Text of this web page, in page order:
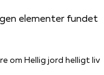
elementer fundet
om Hellig jord helligt liv